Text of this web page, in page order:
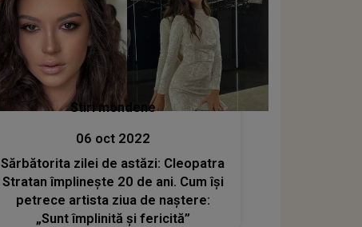
Stiri mondene
06 oct 2022
Sărbătorita zilei de astăzi: Cleopatra
Stratan împlinește 20 de ani. Cum își
petrece artista ziua de naștere:
„Sunt împlinită și fericită”